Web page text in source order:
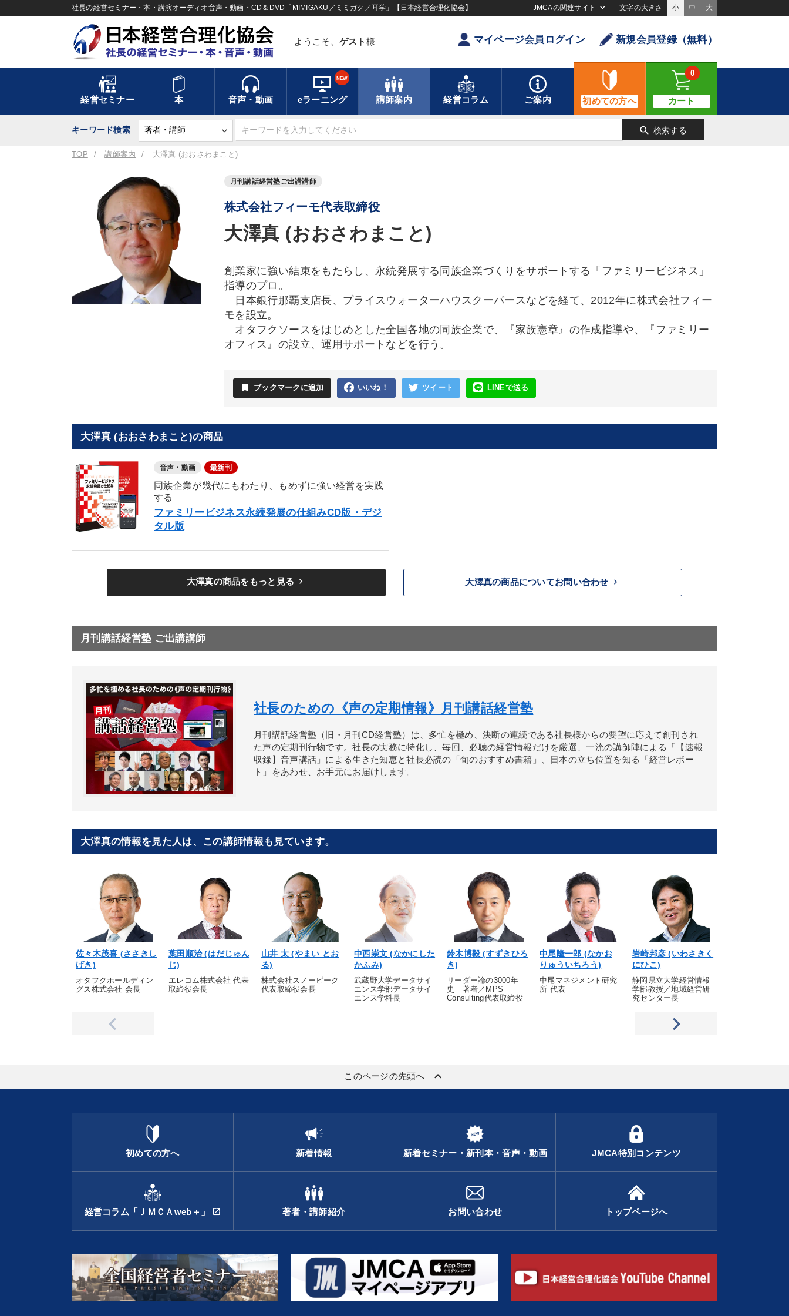
社長の経営セミナー・本・講演オーディオ音声・動画・CD＆DVD「MIMIGAKU／ミミガク／耳学」【日本経営合理化協会】 JMCAの関連サイト 文字の大きさ 小 中 大
ようこそ、 ゲスト 様 マイページ会員ログイン 新規会員登録（無料）
経営セミナー 本 音声・動画 eラーニング
NEW
講師案内 経営コラム ご案内 初めての方へ カート
0
キーワード検索 search 検索する
TOP 講師案内 大澤真 (おおさわまこと)
月刊講話経営塾ご出講講師
株式会社フィーモ代表取締役
大澤真 (おおさわまこと)
創業家に強い結束をもたらし、永続発展する同族企業づくりをサポートする「ファミリービジネス」
指導のプロ。
日本銀行那覇支店長、プライスウォーターハウスクーパースなどを経て、2012年に株式会社フィー
モを設立。
オタフクソースをはじめとした全国各地の同族企業で、『家族憲章』の作成指導や、『ファミリー
オフィス』の設立、運用サポートなどを行う。
bookmark ブックマークに追加 いいね！ ツイート LINEで送る
大澤真 (おおさわまこと)の商品
音声・動画 最新刊
同族企業が幾代にもわたり、もめずに強い経営を実践
する
ファミリービジネス永続発展の仕組みCD版・デジ
タル版
大澤真の商品をもっと見る keyboard_arrow_right 大澤真の商品についてお問い合わせ keyboard_arrow_right
月刊講話経営塾 ご出講講師
社長のための《声の定期情報》月刊講話経営塾
月刊講話経営塾（旧・月刊CD経営塾）は、多忙を極め、決断の連続である社長様からの要望に応えて創刊され
た声の定期刊行物です。社長の実務に特化し、毎回、必聴の経営情報だけを厳選、一流の講師陣による「【速報
収録】音声講話」による生きた知恵と社長必読の「旬のおすすめ書籍」、日本の立ち位置を知る「経営レポー
ト」をあわせ、お手元にお届けします。
大澤真の情報を見た人は、この講師情報も見ています。
佐々木茂喜 (ささきし
げき)
オタフクホールディン
グス株式会社 会長
葉田順治 (はだじゅん
じ)
エレコム株式会社 代表
取締役会長
山井 太 (やまい とお
る)
株式会社スノーピーク
代表取締役会長
中西崇文 (なかにした
かふみ)
武蔵野大学データサイ
エンス学部データサイ
エンス学科長
鈴木博毅 (すずきひろ
き)
リーダー論の3000年
史 著者／MPS
Consulting代表取締役
中尾隆一郎 (なかお
りゅういちろう)
中尾マネジメント研究
所 代表
岩崎邦彦 (いわさきく
にひこ)
静岡県立大学経営情報
学部教授／地域経営研
究センター長
このページの先頭へ keyboard_arrow_up
初めての方へ 新着情報 新着セミナー・新刊本・音声・動画 JMCA特別コンテンツ
経営コラム「ＪＭＣＡweb＋」 open_in_new 著者・講師紹介 お問い合わせ トップページへ